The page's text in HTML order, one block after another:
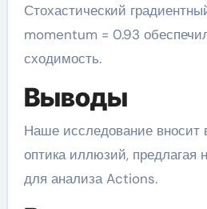
Стохастический
momentum = 0.93
сходимость.
Выводы
Наше исследование вносит
оптика иллюзий, предлагая
для анализа Actions.